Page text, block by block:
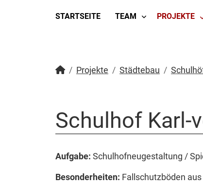
STARTSEITE TEAM PROJEKTE
Projekte Städtebau
Schulhof Karl-
Aufgabe: Schulhofneugestaltung /
Besonderheiten: Fallschutzböden